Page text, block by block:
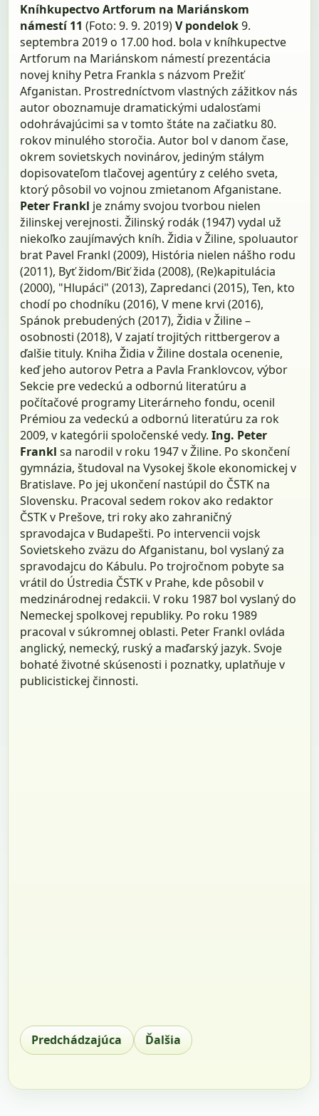
Kníhkupectvo Artforum na Mariánskom
námestí 11 (Foto: 9. 9. 2019)V pondelok9.
septembra 2019 o 17.00 hod. bola v kníhkupectve
Artforum na Mariánskom námestí prezentácia
novej knihy Petra Frankla s názvom Prežiť
Afganistan. Prostredníctvom vlastných zážitkov nás
autor oboznamuje dramatickými udalosťami
odohrávajúcimi sa v tomto štáte na začiatku 80.
rokov minulého storočia. Autor bol v danom čase,
okrem sovietskych novinárov, jediným stálym
dopisovateľom tlačovej agentúry z celého sveta,
ktorý pôsobil vo vojnou zmietanom Afganistane.
Peter Frankl je známy svojou tvorbou nielen
žilinskej verejnosti. Žilinský rodák (1947) vydal už
niekoľko zaujímavých kníh. Židia v Žiline, spoluautor
brat Pavel Frankl (2009), História nielen nášho rodu
(2011), Byť židom/Biť žida (2008), (Re)kapitulácia
(2000), "Hlupáci" (2013), Zapredanci (2015), Ten, kto
chodí po chodníku (2016), V mene krvi (2016),
Spánok prebudených (2017), Židia v Žiline –
osobnosti (2018), V zajatí trojitých rittbergerov a
ďalšie tituly. Kniha Židia v Žiline dostala ocenenie,
keď jeho autorov Petra a Pavla Franklovcov, výbor
Sekcie pre vedeckú a odbornú literatúru a
počítačové programy Literárneho fondu, ocenil
Prémiou za vedeckú a odbornú literatúru za rok
2009, v kategórii spoločenské vedy.Ing. Peter
Franklsa narodil v roku 1947 v Žiline. Po skončení
gymnázia, študoval na Vysokej škole ekonomickej v
Bratislave. Po jej ukončení nastúpil do ČSTK na
Slovensku. Pracoval sedem rokov ako redaktor
ČSTK v Prešove, tri roky ako zahraničný
spravodajca v Budapešti. Po intervencii vojsk
Sovietskeho zväzu do Afganistanu, bol vyslaný za
spravodajcu do Kábulu. Po trojročnom pobyte sa
vrátil do Ústredia ČSTK v Prahe, kde pôsobil v
medzinárodnej redakcii. V roku 1987 bol vyslaný do
Nemeckej spolkovej republiky. Po roku 1989
pracoval v súkromnej oblasti. Peter Frankl ovláda
anglický, nemecký, ruský a maďarský jazyk. Svoje
bohaté životné skúsenosti i poznatky, uplatňuje v
publicistickej činnosti.
Predchádzajúca Ďalšia